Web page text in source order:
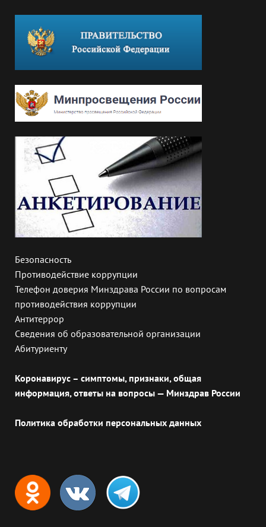
Безопасность
Противодействие коррупции
Телефон доверия Минздрава России по вопросам
противодействия коррупции
Антитеррор
Сведения об образовательной организации
Абитуриенту
Коронавирус – симптомы, признаки, общая
информация, ответы на вопросы — Минздрав России
Политика обработки персональных данных